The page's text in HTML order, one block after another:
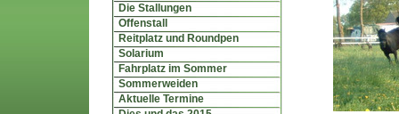
Die Stallungen
Offenstall
Reitplatz und Roundpen
Solarium
Fahrplatz im Sommer
Sommerweiden
Aktuelle Termine